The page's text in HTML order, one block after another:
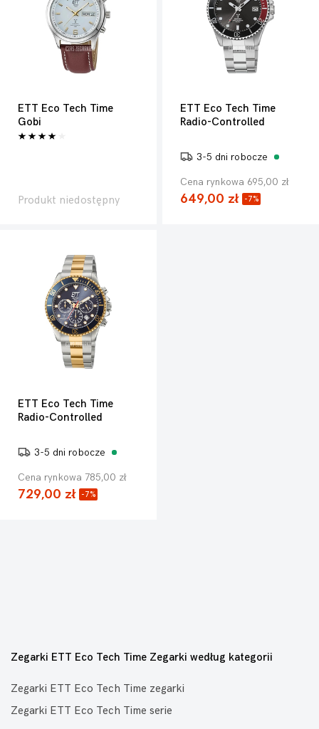
ETT Eco Tech Time
Gobi
Produkt niedostępny
ETT Eco Tech Time
Radio-Controlled
3-5 dni robocze
Cena rynkowa 695,00 zł
649,00 zł -7%
ETT Eco Tech Time
Radio-Controlled
3-5 dni robocze
Cena rynkowa 785,00 zł
729,00 zł -7%
Zegarki ETT Eco Tech Time Zegarki według kategorii
Zegarki ETT Eco Tech Time zegarki
Zegarki ETT Eco Tech Time serie